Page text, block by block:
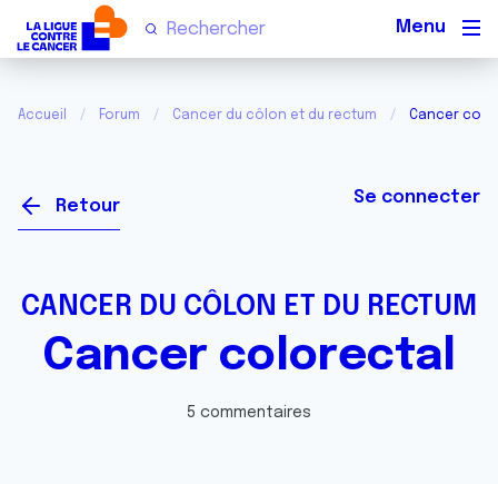
Accueil Forum Cancer du côlon et du rectum Cancer
Retour Se connecter
CANCER DU CÔLON ET DU RECTUM
Cancer colorectal
5 commentaires